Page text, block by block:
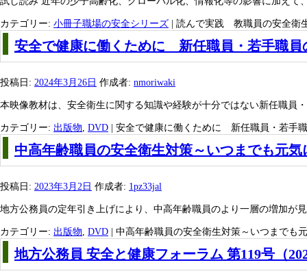
カテゴリー: 小冊子職場の安全シリーズ 読んで実践 教職員の安全衛
安全で健康に働くために 新任職員・若手職員
投稿日: 2024年3月26日 作成者: nmoriwaki
本映像教材は、安全衛生に関する知識や経験が十分ではない新任職員
カテゴリー: 出版物 DVD 安全で健康に働くために 新任職員・若手
中高年齢職員の安全衛生対策～いつまでも元
投稿日: 2023年3月2日 作成者: 1pz33jal
地方公務員の定年引き上げにより、中高年齢職員のより一層の増加が
カテゴリー: 出版物 DVD 中高年齢職員の安全衛生対策～いつまでも
地方公務員 安全と健康フォーラム 第119号（